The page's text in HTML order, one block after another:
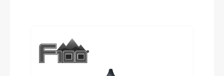
KTM 28" adjustable